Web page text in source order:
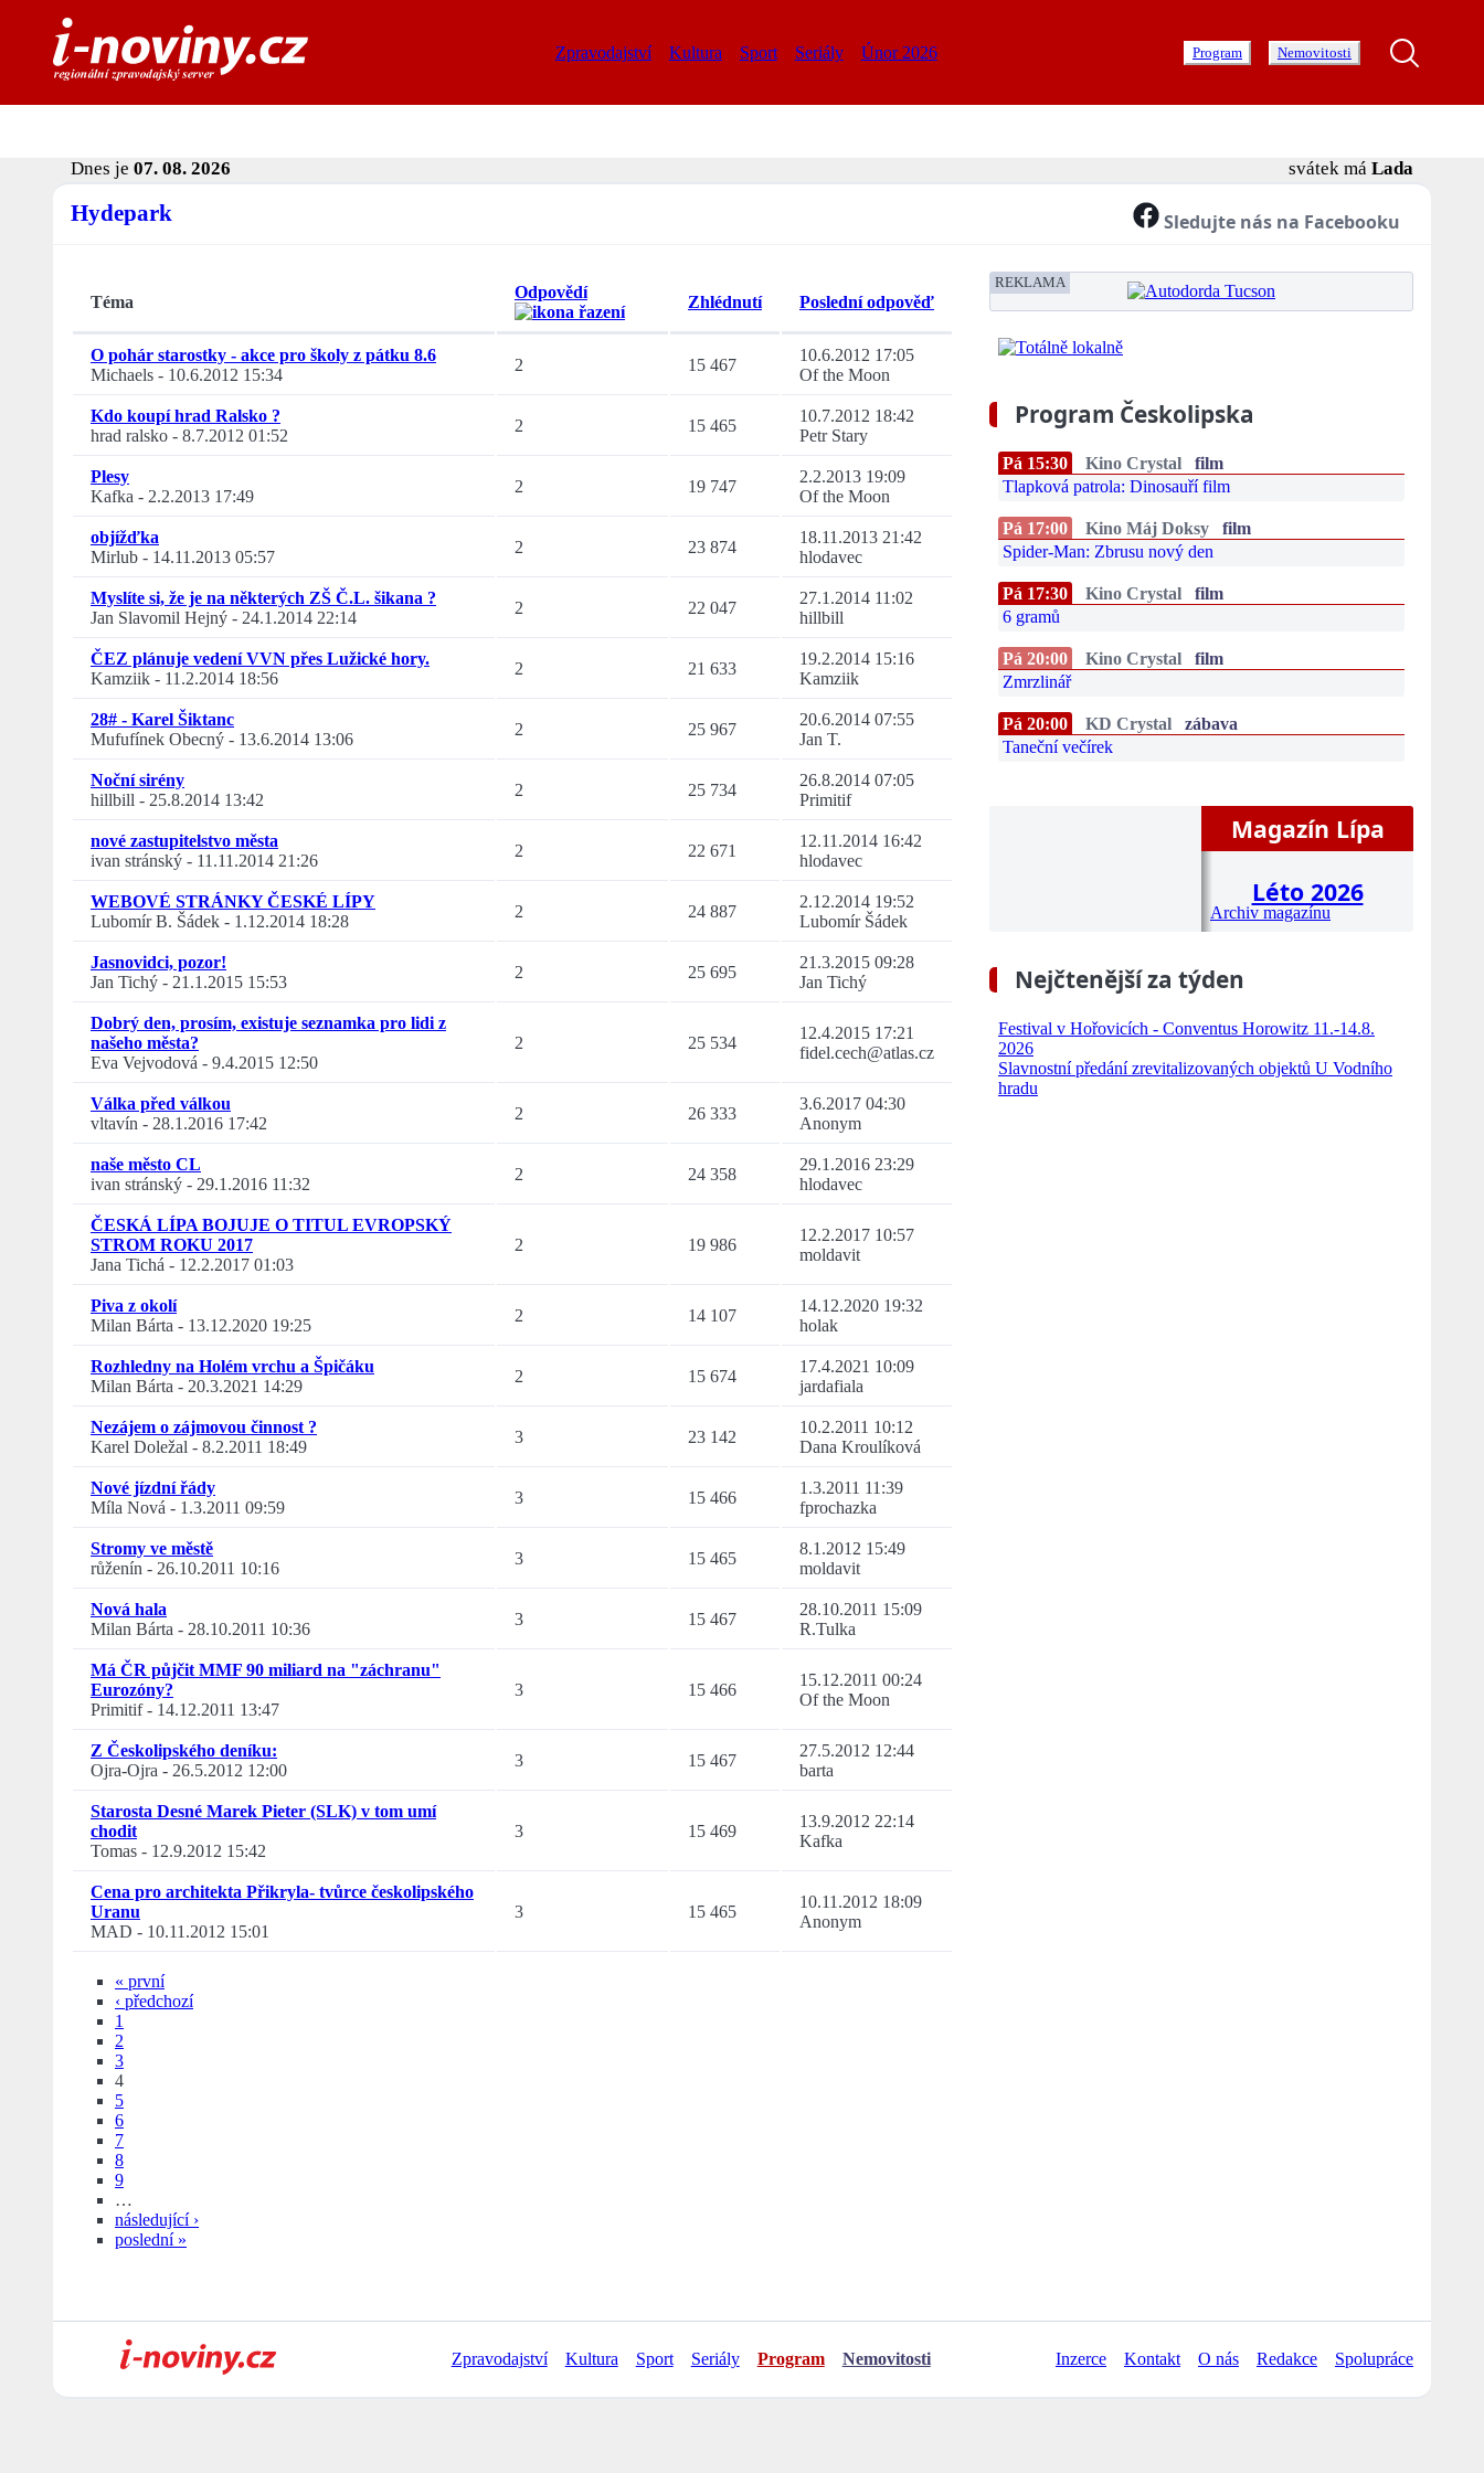
Zpravodajství Kultura Sport Seriály Únor 2026 Program Nemovitosti
Dnes je 07. 08. 2026 svátek má Lada
Hydepark Sledujte nás na Facebooku
Téma
Odpovědí
Zhlédnutí Poslední odpověď
O pohár starostky - akce pro školy z pátku 8.6
Michaels - 10.6.2012 15:34
2 15 467
10.6.2012 17:05
Of the Moon
Kdo koupí hrad Ralsko ?
hrad ralsko - 8.7.2012 01:52
2 15 465
10.7.2012 18:42
Petr Stary
Plesy
Kafka - 2.2.2013 17:49
2 19 747
2.2.2013 19:09
Of the Moon
objížďka
Mirlub - 14.11.2013 05:57
2 23 874
18.11.2013 21:42
hlodavec
Myslíte si, že je na některých ZŠ Č.L. šikana ?
Jan Slavomil Hejný - 24.1.2014 22:14
2 22 047
27.1.2014 11:02
hillbill
ČEZ plánuje vedení VVN přes Lužické hory.
Kamziik - 11.2.2014 18:56
2 21 633
19.2.2014 15:16
Kamziik
28# - Karel Šiktanc
Mufufínek Obecný - 13.6.2014 13:06
2 25 967
20.6.2014 07:55
Jan T.
Noční sirény
hillbill - 25.8.2014 13:42
2 25 734
26.8.2014 07:05
Primitif
nové zastupitelstvo města
ivan stránský - 11.11.2014 21:26
2 22 671
12.11.2014 16:42
hlodavec
WEBOVÉ STRÁNKY ČESKÉ LÍPY
Lubomír B. Šádek - 1.12.2014 18:28
2 24 887
2.12.2014 19:52
Lubomír Šádek
Jasnovidci, pozor!
Jan Tichý - 21.1.2015 15:53
2 25 695
21.3.2015 09:28
Jan Tichý
Dobrý den, prosím, existuje seznamka pro lidi z
našeho města?
Eva Vejvodová - 9.4.2015 12:50
2 25 534
12.4.2015 17:21
fidel.cech@atlas.cz
Válka před válkou
vltavín - 28.1.2016 17:42
2 26 333
3.6.2017 04:30
Anonym
naše město CL
ivan stránský - 29.1.2016 11:32
2 24 358
29.1.2016 23:29
hlodavec
ČESKÁ LÍPA BOJUJE O TITUL EVROPSKÝ
STROM ROKU 2017
Jana Tichá - 12.2.2017 01:03
2 19 986
12.2.2017 10:57
moldavit
Piva z okolí
Milan Bárta - 13.12.2020 19:25
2 14 107
14.12.2020 19:32
holak
Rozhledny na Holém vrchu a Špičáku
Milan Bárta - 20.3.2021 14:29
2 15 674
17.4.2021 10:09
jardafiala
Nezájem o zájmovou činnost ?
Karel Doležal - 8.2.2011 18:49
3 23 142
10.2.2011 10:12
Dana Kroulíková
Nové jízdní řády
Míla Nová - 1.3.2011 09:59
3 15 466
1.3.2011 11:39
fprochazka
Stromy ve městě
růženín - 26.10.2011 10:16
3 15 465
8.1.2012 15:49
moldavit
Nová hala
Milan Bárta - 28.10.2011 10:36
3 15 467
28.10.2011 15:09
R.Tulka
Má ČR půjčit MMF 90 miliard na "záchranu"
Eurozóny?
Primitif- 14.12.2011 13:47
3 15 466
15.12.2011 00:24
Of the Moon
Z Českolipského deníku:
Ojra-Ojra - 26.5.2012 12:00
3 15 467
27.5.2012 12:44
barta
Starosta Desné Marek Pieter (SLK) v tom umí
chodit
Tomas - 12.9.2012 15:42
3 15 469
13.9.2012 22:14
Kafka
Cena pro architekta Přikryla- tvůrce českolipského
Uranu
MAD - 10.11.2012 15:01
3 15 465
10.11.2012 18:09
Anonym
« první
‹ předchozí
1
2
3
4
5
6
7
8
9
…
následující ›
poslední »
REKLAMA
Program Českolipska
Pá 15:30 Kino Crystal
film
Tlapková patrola: Dinosauří film
Pá 17:00 Kino Máj Doksy
film
Spider-Man: Zbrusu nový den
Pá 17:30 Kino Crystal
film
6 gramů
Pá 20:00 Kino Crystal
film
Zmrzlinář
Pá 20:00 KD Crystal
zábava
Taneční večírek
Magazín Lípa
Léto 2026
Archiv magazínu
Nejčtenější za týden
Festival v Hořovicích - Conventus Horowitz 11.-14.8.
2026
Slavnostní předání zrevitalizovaných objektů U Vodního
hradu
Zpravodajství Kultura Sport Seriály Program Nemovitosti Inzerce Kontakt O nás Redakce Spolupráce